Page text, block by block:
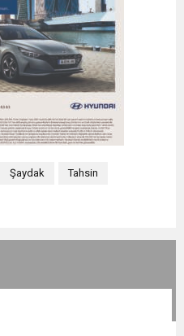
Şaydak Tahsin